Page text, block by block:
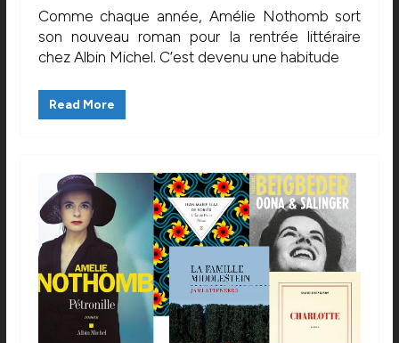
Comme chaque année, Amélie Nothomb sort
son nouveau roman pour la rentrée littéraire
chez Albin Michel. C’est devenu une habitude
Read More